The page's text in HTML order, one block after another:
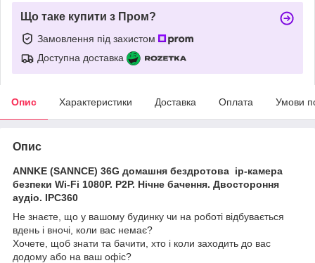
Що таке купити з Пром?
Замовлення під захистом
Доступна доставка
Опис Характеристики Доставка Оплата Умови
Опис
ANNKE (SANNCE) 36G домашня бездротова ip-камера
безпеки Wi-Fi 1080P. P2P. Нічне бачення. Двостороння
аудіо. IPC360
Не знаєте, що у вашому будинку чи на роботі відбувається
вдень і вночі, коли вас немає?
Хочете, щоб знати та бачити, хто і коли заходить до вас
додому або на ваш офіс?